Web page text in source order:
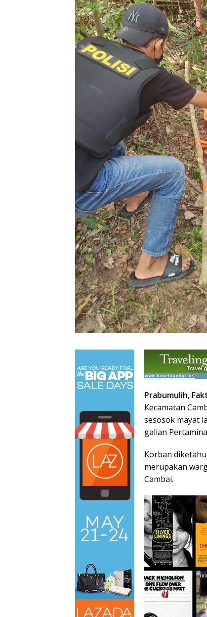
Prabumulih,
Kecamatan
sesosok mayat
galian
Korban
merupakan
Cambai.